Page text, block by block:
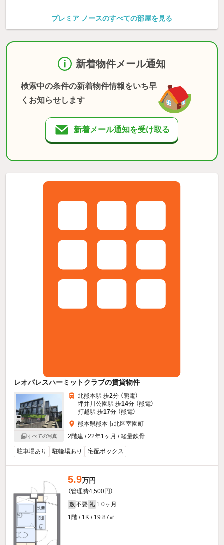
プレミア ノースのすべての部屋を見る
新着物件メール通知
検索中の条件の新着物件情報をいち早
くお知らせします
新着メール通知を受け取る
レオパレスハーミットクラブの賃貸物件
すべての写真
北熊本駅 歩2分 （熊電）
坪井川公園駅 歩14分 （熊電）
打越駅 歩17分 （熊電）
熊本県熊本市北区室園町
2階建 / 22年1ヶ月 / 軽量鉄骨
駐車場あり 駐輪場あり 宅配ボックス
5.9万円
（管理費4,500円）
敷 不要 礼 1.0ヶ月
1階 / 1K / 19.87㎡